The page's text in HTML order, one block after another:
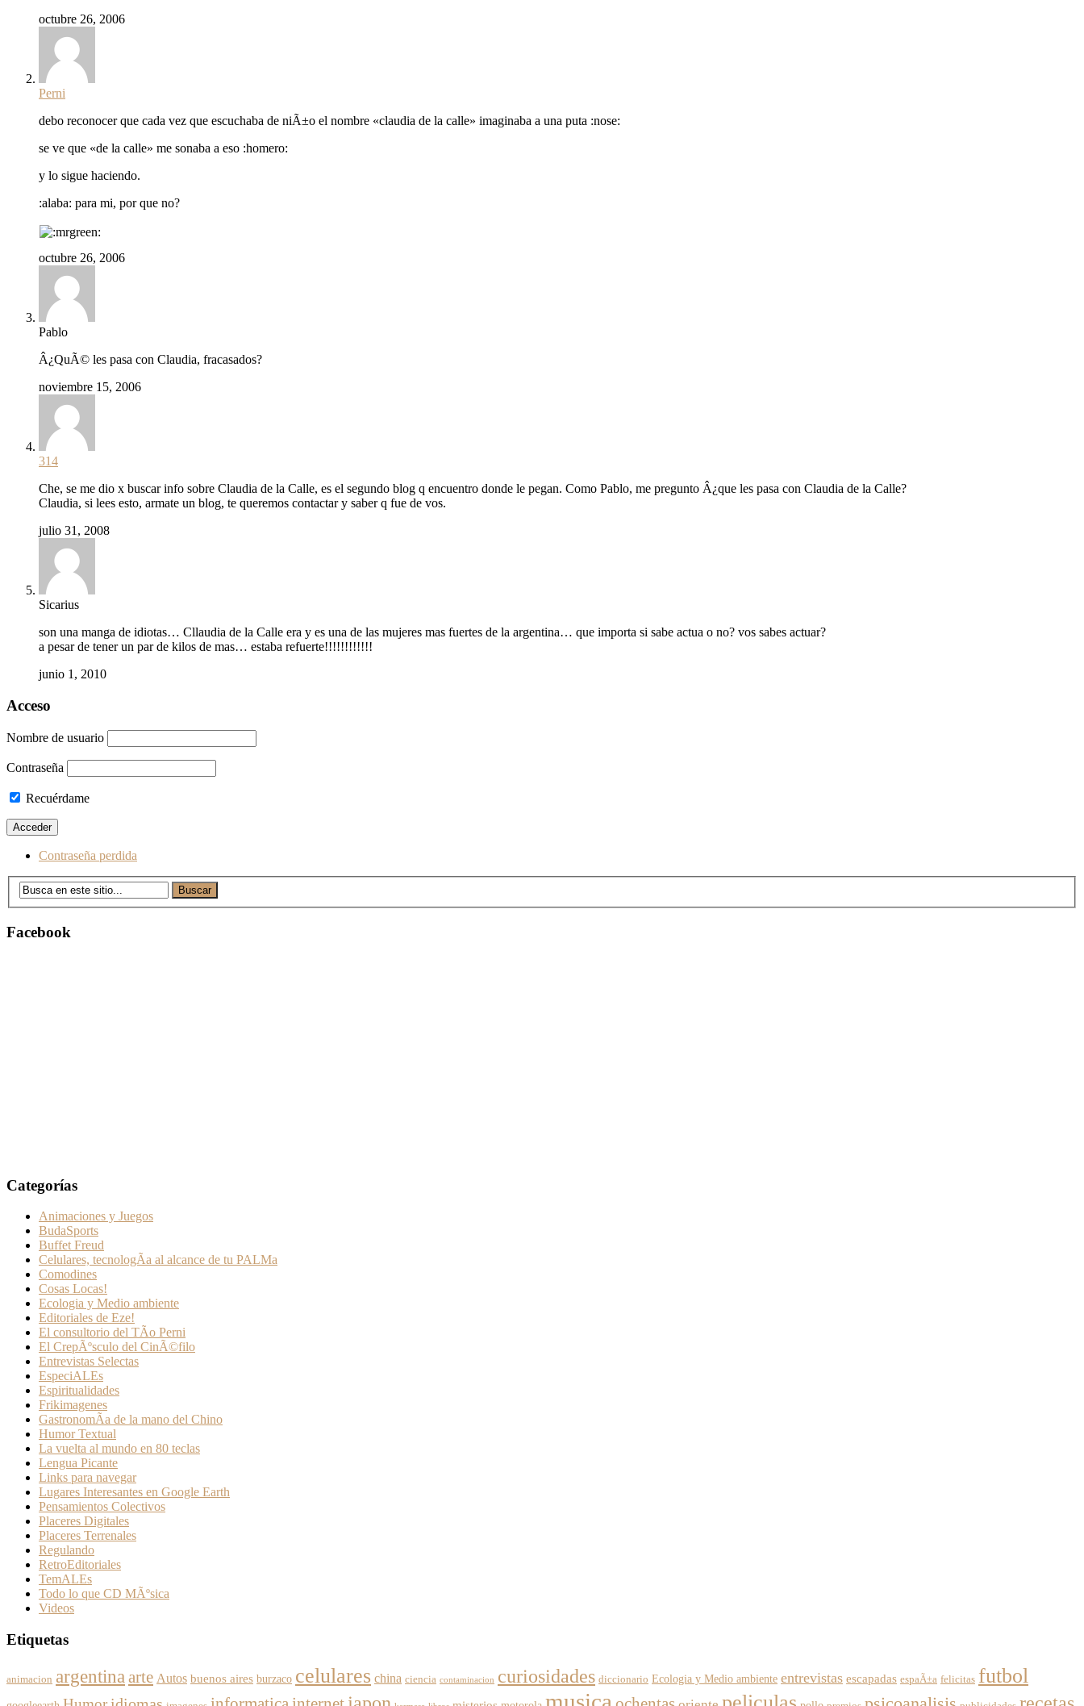
octubre 26, 2006
Perni
debo reconocer que cada vez que escuchaba de niÃ±o el nombre «claudia de la calle» imaginaba a una puta :nose:
se ve que «de la calle» me sonaba a eso :homero:
y lo sigue haciendo.
:alaba: para mi, por que no?
octubre 26, 2006
Pablo
Â¿QuÃ© les pasa con Claudia, fracasados?
noviembre 15, 2006
314
Che, se me dio x buscar info sobre Claudia de la Calle, es el segundo blog q encuentro donde le pegan. Como Pablo, me pregunto Â¿que les pasa con Claudia de la Calle?
Claudia, si lees esto, armate un blog, te queremos contactar y saber q fue de vos.
julio 31, 2008
Sicarius
son una manga de idiotas… Cllaudia de la Calle era y es una de las mujeres mas fuertes de la argentina… que importa si sabe actua o no? vos sabes actuar?
a pesar de tener un par de kilos de mas… estaba refuerte!!!!!!!!!!!!
junio 1, 2010
Acceso
Nombre de usuario
Contraseña
Recuérdame
Contraseña perdida
Facebook
Categorías
Animaciones y Juegos
BudaSports
Buffet Freud
Celulares, tecnologÃ­a al alcance de tu PALMa
Comodines
Cosas Locas!
Ecologia y Medio ambiente
Editoriales de Eze!
El consultorio del TÃ­o Perni
El CrepÃºsculo del CinÃ©filo
Entrevistas Selectas
EspeciALEs
Espiritualidades
Frikimagenes
GastronomÃ­a de la mano del Chino
Humor Textual
La vuelta al mundo en 80 teclas
Lengua Picante
Links para navegar
Lugares Interesantes en Google Earth
Pensamientos Colectivos
Placeres Digitales
Placeres Terrenales
Regulando
RetroEditoriales
TemALEs
Todo lo que CD MÃºsica
Videos
Etiquetas
animacion argentina arte Autos buenos aires burzaco celulares china ciencia contaminacion curiosidades diccionario Ecologia y Medio ambiente entrevistas escapadas espaÃ±a felicitas futbol